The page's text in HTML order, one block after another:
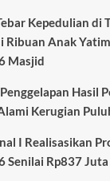
Kepedulian di
Ribuan Anak
Masjid
Hasil
Kerugian
I Realisasikan
Senilai Rp837 Juta